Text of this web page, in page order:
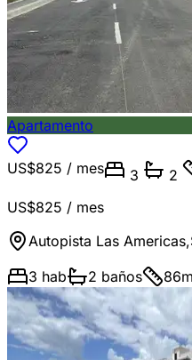
Apartamento
US$825 / mes 3 2
US$825 / mes
Autopista Las Americas,
3 hab 2 baños 86